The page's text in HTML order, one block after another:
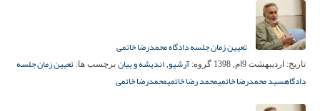
تعیین زمان جلسه دادگاه محمدرضا خاتمی
تاریخ: اردیبهشت 9ام, 1398 گروه: آرشیو, اندیشه و بیان برچسب ها: تعیین زمان جلسه
دادگاهسید محمدرضا خاتمیمحمد رضا خاتمیمحمدرضا خاتمی